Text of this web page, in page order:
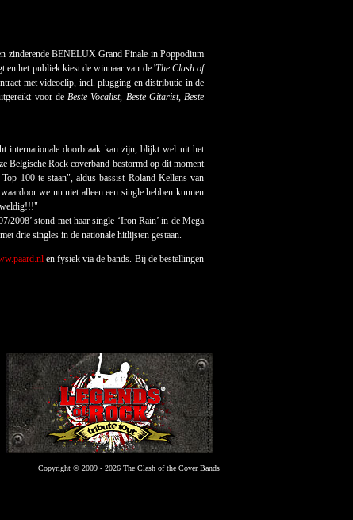
zinderende BENELUX Grand Finale in Poppodium
en het publiek kiest de winnaar van de 'The Clash of
met videoclip, incl. plugging en distributie in de
voor de Beste Vocalist, Beste Gitarist, Beste
internationale doorbraak kan zijn, blijkt wel uit het
Belgische Rock coverband bestormd op dit moment
100 te staan", aldus bassist Roland Kellens van
we nu niet alleen een single hebben kunnen
2008’ stond met haar single ‘Iron Rain’ in de Mega
drie singles in de nationale hitlijsten gestaan.
en fysiek via de bands. Bij de bestellingen
Copyright © 2009 - 2026 The Clash of the Cover Bands